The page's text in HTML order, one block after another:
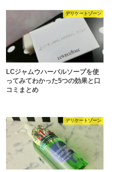
デリケートゾーン
LCジャムウハーバルソープを使
ってみてわかった5つの効果と口
コミまとめ
デリケートゾーン